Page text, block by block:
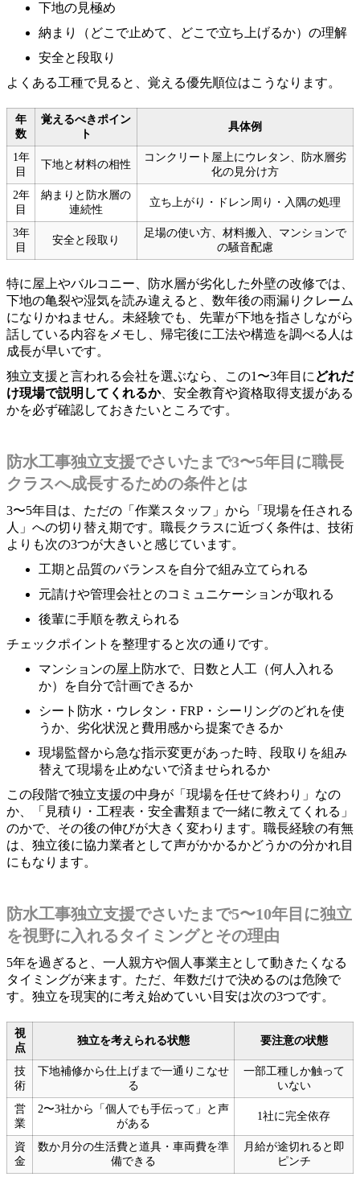
下地の見極め
納まり（どこで止めて、どこで立ち上げるか）の理解
安全と段取り
よくある工種で見ると、覚える優先順位はこうなります。
年
数
覚えるべきポイン
ト
具体例
1年
目
下地と材料の相性
コンクリート屋上にウレタン、防水層劣
化の見分け方
2年
目
納まりと防水層の
連続性
立ち上がり・ドレン周り・入隅の処理
3年
目
安全と段取り
足場の使い方、材料搬入、マンションで
の騒音配慮
特に屋上やバルコニー、防水層が劣化した外壁の改修では、
下地の亀裂や湿気を読み違えると、数年後の雨漏りクレーム
になりかねません。未経験でも、先輩が下地を指さしながら
話している内容をメモし、帰宅後に工法や構造を調べる人は
成長が早いです。
独立支援と言われる会社を選ぶなら、この1〜3年目に どれだ
け現場で説明してくれるか、安全教育や資格取得支援がある
かを必ず確認しておきたいところです。
防水工事独立支援でさいたまで3〜5年目に職長
クラスへ成長するための条件とは
3〜5年目は、ただの「作業スタッフ」から「現場を任される
人」への切り替え期です。職長クラスに近づく条件は、技術
よりも次の3つが大きいと感じています。
工期と品質のバランスを自分で組み立てられる
元請けや管理会社とのコミュニケーションが取れる
後輩に手順を教えられる
チェックポイントを整理すると次の通りです。
マンションの屋上防水で、日数と人工（何人入れる
か）を自分で計画できるか
シート防水・ウレタン・FRP・シーリングのどれを使
うか、劣化状況と費用感から提案できるか
現場監督から急な指示変更があった時、段取りを組み
替えて現場を止めないで済ませられるか
この段階で独立支援の中身が「現場を任せて終わり」なの
か、「見積り・工程表・安全書類まで一緒に教えてくれる」
のかで、その後の伸びが大きく変わります。職長経験の有無
は、独立後に協力業者として声がかかるかどうかの分かれ目
にもなります。
防水工事独立支援でさいたまで5〜10年目に独立
を視野に入れるタイミングとその理由
5年を過ぎると、一人親方や個人事業主として動きたくなる
タイミングが来ます。ただ、年数だけで決めるのは危険で
す。独立を現実的に考え始めていい目安は次の3つです。
視
点
独立を考えられる状態 要注意の状態
技
術
下地補修から仕上げまで一通りこなせ
る
一部工種しか触って
いない
営
業
2〜3社から「個人でも手伝って」と声
がある
1社に完全依存
資
金
数か月分の生活費と道具・車両費を準
備できる
月給が途切れると即
ピンチ